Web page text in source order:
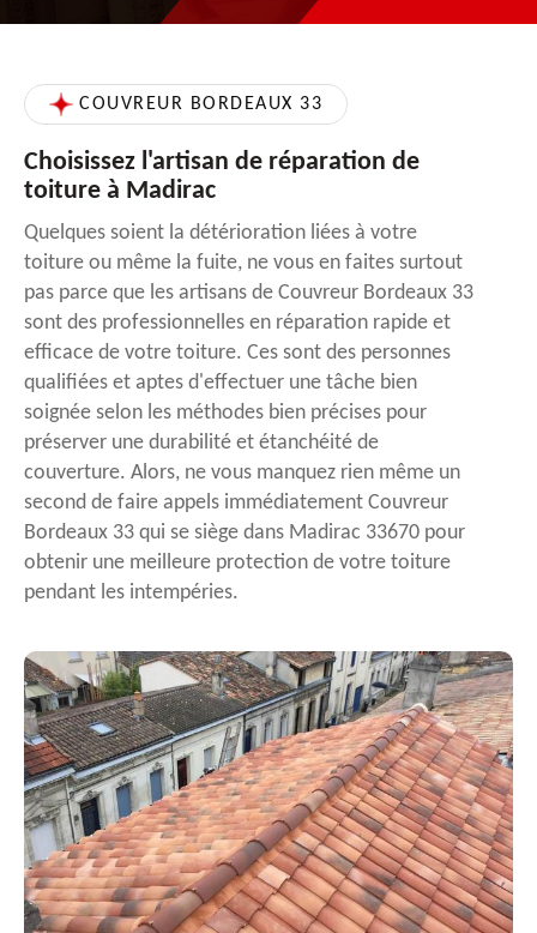
COUVREUR BORDEAUX 33
Choisissez l'artisan de réparation de
toiture à Madirac
Quelques soient la détérioration liées à votre
toiture ou même la fuite, ne vous en faites surtout
pas parce que les artisans de Couvreur Bordeaux 33
sont des professionnelles en réparation rapide et
efficace de votre toiture. Ces sont des personnes
qualifiées et aptes d'effectuer une tâche bien
soignée selon les méthodes bien précises pour
préserver une durabilité et étanchéité de
couverture. Alors, ne vous manquez rien même un
second de faire appels immédiatement Couvreur
Bordeaux 33 qui se siège dans Madirac 33670 pour
obtenir une meilleure protection de votre toiture
pendant les intempéries.